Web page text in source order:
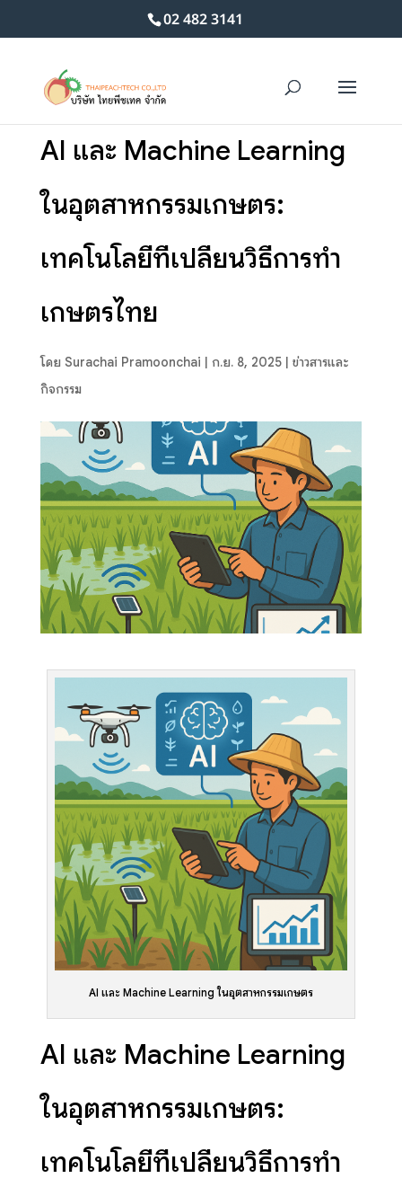
02 482 3141
AI และ Machine Learning
ในอุตสาหกรรมเกษตร:
เทคโนโลยีที่เปลี่ยนวิธีการทำ
เกษตรไทย
โดย Surachai Pramoonchai | ก.ย. 8, 2025| ข่าวสารและ
กิจกรรม
AI และ Machine Learning ในอุตสาหกรรมเกษตร
AI และ Machine Learning
ในอุตสาหกรรมเกษตร:
เทคโนโลยีที่เปลี่ยนวิธีการทำ